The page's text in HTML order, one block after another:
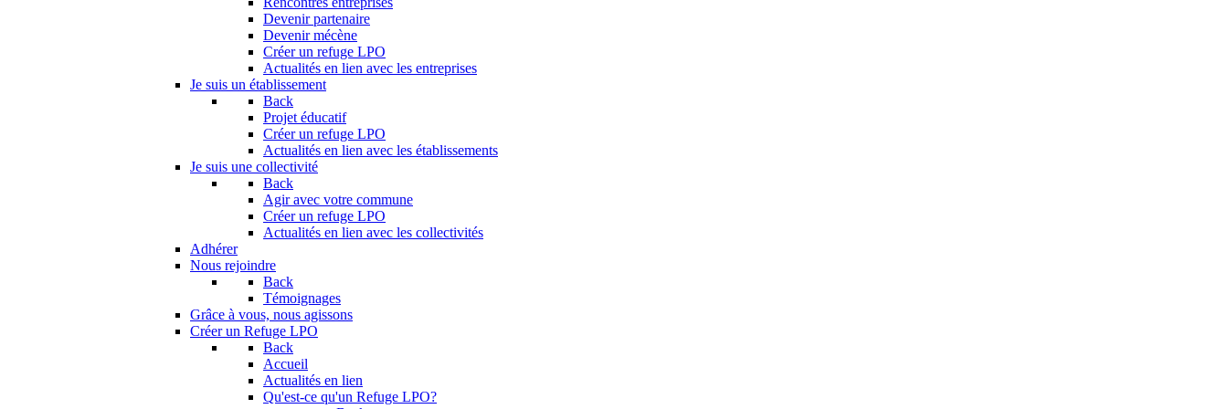
Devenir partenaire
Devenir mécène
Créer un refuge LPO
Actualités en lien avec les entreprises
Je suis un établissement
Back
Projet éducatif
Créer un refuge LPO
Actualités en lien avec les établissements
Je suis une collectivité
Back
Agir avec votre commune
Créer un refuge LPO
Actualités en lien avec les collectivités
Adhérer
Nous rejoindre
Back
Témoignages
Grâce à vous, nous agissons
Créer un Refuge LPO
Back
Accueil
Actualités en lien
Qu'est-ce qu'un Refuge LPO?